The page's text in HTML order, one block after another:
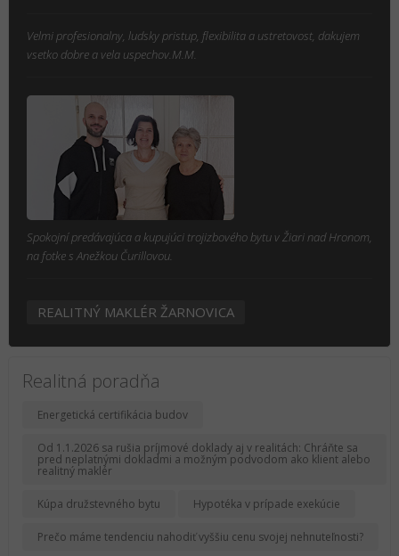
Velmi profesionalny, ludsky pristup, flexibilita a ustretovost, dakujem
vsetko dobre a vela uspechov.M.M.
Spokojní predávajúca a kupujúci trojizbového bytu v Žiari nad Hronom,
na fotke s Anežkou Čurillovou.
REALITNÝ MAKLÉR ŽARNOVICA
Realitná poradňa
Energetická certifikácia budov
Od 1.1.2026 sa rušia príjmové doklady aj v realitách: Chráňte sa
pred neplatnými dokladmi a možným podvodom ako klient alebo
realitný maklér
Kúpa družstevného bytu Hypotéka v prípade exekúcie
Prečo máme tendenciu nahodiť vyššiu cenu svojej nehnuteľnosti?